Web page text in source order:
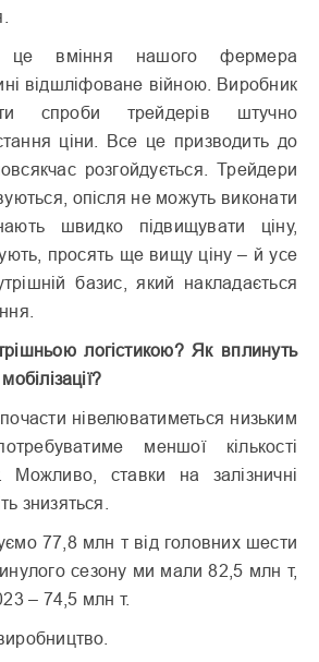
це вміння нашого фермера
відшліфоване війною. Виробник
спроби трейдерів штучно
ціни. Все це призводить до
розгойдується. Трейдери
опісля не можуть виконати
швидко підвищувати ціну,
просять ще вищу ціну – й усе
базис, який накладається
логістикою? Як вплинуть
нівелюватиметься низьким
меншої кількості
Можливо, ставки на залізничні
знизяться.
77,8 млн т від головних шести
сезону ми мали 82,5 млн т,
– 74,5 млн т.